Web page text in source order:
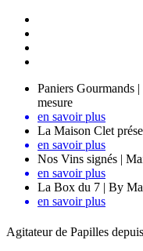
Paniers Gourmands
mesure
en savoir plus
La Maison Clet
en savoir plus
Nos Vins signés |
en savoir plus
La Box du 7 | By
en savoir plus
Agitateur de Papilles